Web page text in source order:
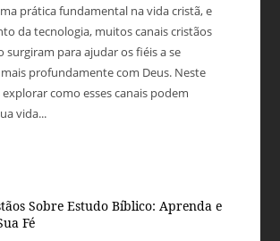
prática fundamental na vida cristã, e
da tecnologia, muitos canais cristãos
surgiram para ajudar os fiéis a se
profundamente com Deus. Neste
como esses canais podem
vida...
Sobre Estudo Bíblico: Aprenda e
Fé